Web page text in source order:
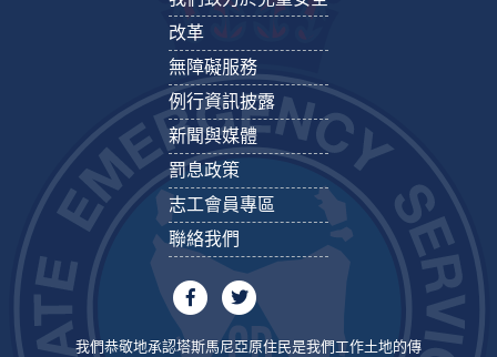
改革
無障礙服務
例行資訊披露
新聞與媒體
罰息政策
志工會員專區
聯絡我們
我們恭敬地承認塔斯馬尼亞原住民是我們工作土地的傳